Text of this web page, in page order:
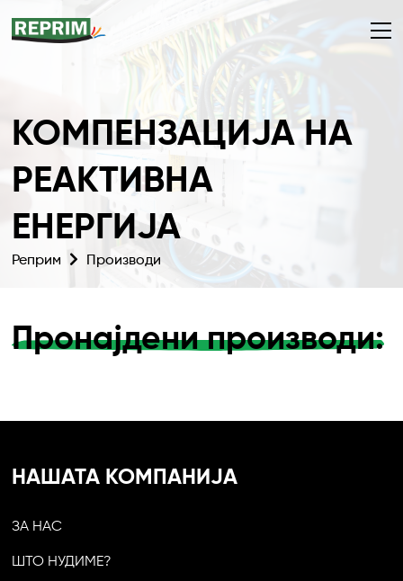
КОМПЕНЗАЦИЈА НА
РЕАКТИВНА
ЕНЕРГИЈА
Реприм Производи
Пронајдени производи:
НАШАТА КОМПАНИЈА
ЗА НАС
ШТО НУДИМЕ?